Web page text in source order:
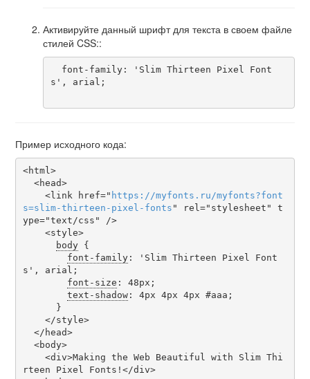
Активируйте данный шрифт для текста в своем файле
стилей CSS::
s', arial;
Пример исходного кода:
<html>
    <link href="
https ://myfonts . ru/myfonts?font
s=slim-thirteen-pixel-fonts " rel="stylesheet" t
ype="text/css" />
body {
font-family: 'Slim Thirteen Pixel Font
s', arial;
font-size : 48px;
text-shadow: 4px 4px 4px #aaa;
rteen Pixel Fonts!</div>